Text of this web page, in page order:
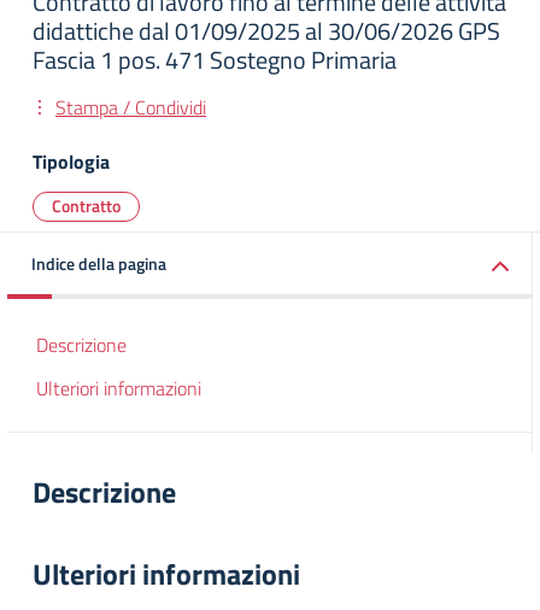
didattiche dal 01/09/2025 al 30/06/2026 GPS
Fascia 1 pos. 471 Sostegno Primaria
Stampa / Condividi
Tipologia
Contratto
Indice della pagina
Descrizione
Ulteriori informazioni
Descrizione
Ulteriori informazioni